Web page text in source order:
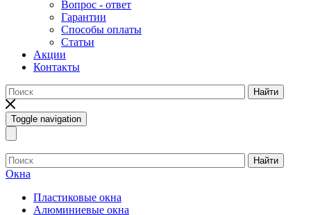
Вопрос - ответ
Гарантии
Способы оплаты
Статьи
Акции
Контакты
Найти
Toggle navigation
Найти
Окна
Пластиковые окна
Алюминиевые окна